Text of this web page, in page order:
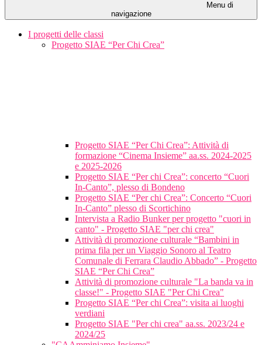
Menu di
navigazione
I progetti delle classi
Progetto SIAE “Per Chi Crea”
Progetto SIAE “Per Chi Crea”: Attività di
formazione “Cinema Insieme” aa.ss. 2024-2025
e 2025-2026
Progetto SIAE “Per chi Crea”: concerto “Cuori
In-Canto”, plesso di Bondeno
Progetto SIAE “Per chi Crea”: Concerto “Cuori
In-Canto” plesso di Scortichino
Intervista a Radio Bunker per progetto "cuori in
canto" - Progetto SIAE "per chi crea"
Attività di promozione culturale “Bambini in
prima fila per un Viaggio Sonoro al Teatro
Comunale di Ferrara Claudio Abbado” - Progetto
SIAE “Per Chi Crea”
Attività di promozione culturale "La banda va in
classe!" - Progetto SIAE "Per Chi Crea"
Progetto SIAE “Per chi Crea”: visita ai luoghi
verdiani
Progetto SIAE "Per chi crea" aa.ss. 2023/24 e
2024/25